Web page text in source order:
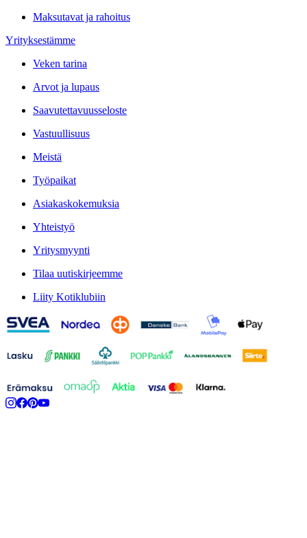
Maksutavat ja rahoitus
Yrityksestämme
Veken tarina
Arvot ja lupaus
Saavutettavuusseloste
Vastuullisuus
Meistä
Työpaikat
Asiakaskokemuksia
Yhteistyö
Yritysmyynti
Tilaa uutiskirjeemme
Liity Kotiklubiin